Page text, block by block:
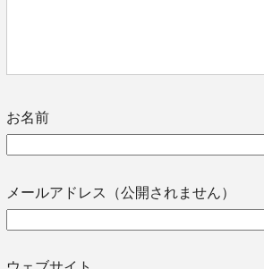
お名前
メールアドレス（公開されません）